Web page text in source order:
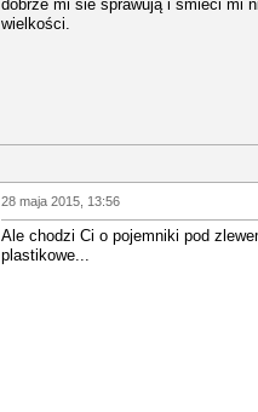
dobrze mi sie sprawują i śmieci mi
wielkości.
28 maja 2015, 13:56
Ale chodzi Ci o pojemniki pod
plastikowe...